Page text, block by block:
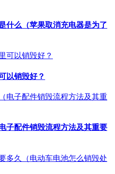
什么（苹果取消充电器是为了
以销毁好？
子配件销毁流程方法及其重要